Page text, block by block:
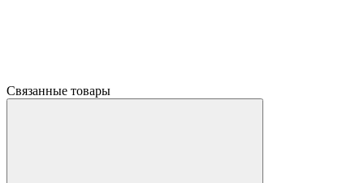
Связанные товары